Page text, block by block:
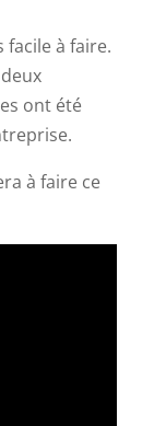
facile à faire.
ont été
à faire ce